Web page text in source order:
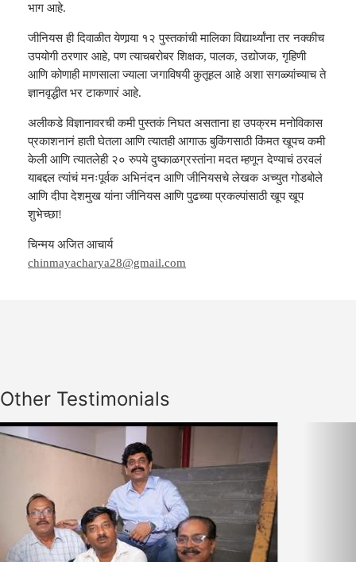
भाग आहे.
जीनियस ही दिवाळीत येणार्‍या १२ पुस्तकांची मालिका विद्यार्थ्यांना तर नक्कीच
उपयोगी ठरणार आहे, पण त्याचबरोबर शिक्षक, पालक, उद्योजक, गृहिणी
आणि कोणाही माणसाला ज्याला जगाविषयी कुतूहल आहे अशा सगळ्यांच्याच ते
ज्ञानवृद्धीत भर टाकणारं आहे.
अलीकडे विज्ञानावरची कमी पुस्तकं निघत असताना हा उपक्रम मनोविकास
प्रकाशनानं हाती घेतला आणि त्यातही आगाऊ बुकिंगसाठी किंमत खूपच कमी
केली आणि त्यातलेही २० रुपये दुष्काळग्रस्तांना मदत म्हणून देण्याचं ठरवलं
याबद्दल त्यांचं मनःपूर्वक अभिनंदन आणि जीनियसचे लेखक अच्युत गोडबोले
आणि दीपा देशमुख यांना जीनियस आणि पुढच्या प्रकल्पांसाठी खूप खूप
शुभेच्छा!
चिन्मय अजित आचार्य
chinmayacharya28@gmail.com
Other Testimonials
Previous